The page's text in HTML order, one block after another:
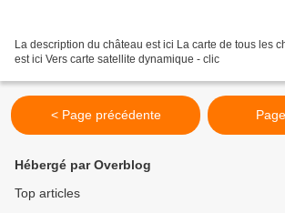
La description du château est ici La carte de tous les
est ici Vers carte satellite dynamique - clic
< Page précédente
Hébergé par Overblog
Top articles